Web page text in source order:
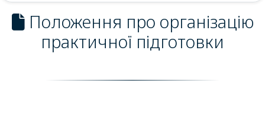
Положення про організацію
практичної підготовки